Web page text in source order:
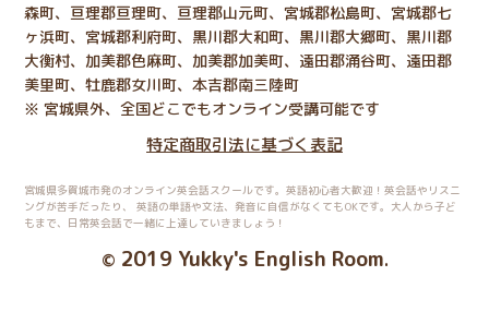
森町、亘理郡亘理町、亘理郡山元町、宮城郡松島町、宮城郡七
ヶ浜町、宮城郡利府町、黒川郡大和町、黒川郡大郷町、黒川郡
大衡村、加美郡色麻町、加美郡加美町、遠田郡涌谷町、遠田郡
美里町、牡鹿郡女川町、本吉郡南三陸町
※ 宮城県外、全国どこでもオンライン受講可能です
特定商取引法に基づく表記
宮城県多賀城市発のオンライン英会話スクールです。英語初心者大歓迎！英会話やリスニ
ングが苦手だったり、
英語の単語や文法、発音に自信がなくてもOKです。大人から子ど
もまで、日常英会話で一緒に上達していきましょう！
© 2019 Yukky's English Room.